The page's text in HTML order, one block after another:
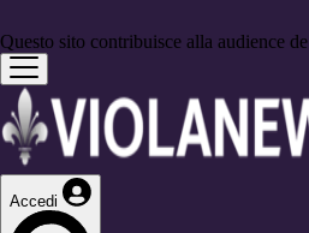
Questo sito contribuisce alla audience de
Accedi